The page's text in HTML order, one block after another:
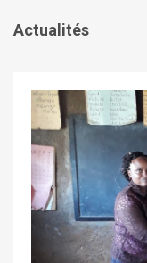
Actualités